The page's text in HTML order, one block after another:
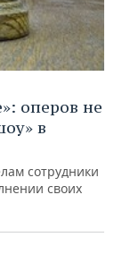
оперов не
в
сотрудники
своих